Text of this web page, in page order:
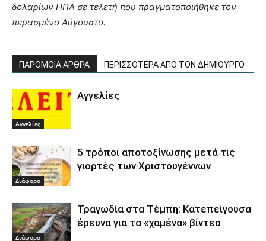
δολαρίων ΗΠΑ σε τελετή που πραγματοποιήθηκε τον
περασμένο Αύγουστο.
ΠΑΡΟΜΟΙΑ ΑΡΘΡΑ ΠΕΡΙΣΣΟΤΕΡΑ ΑΠΟ ΤΟΝ ΔΗΜΙΟΥΡΓΟ
Αγγελίες
Αγγελίες
Διάφορα
5 τρόποι αποτοξίνωσης μετά τις
γιορτές των Χριστουγέννων
Διάφορα
Τραγωδία στα Τέμπη: Κατεπείγουσα
έρευνα για τα «χαμένα» βίντεο